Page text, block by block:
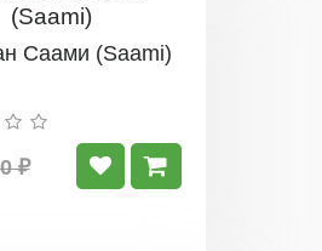
Саами (Saami)
₽